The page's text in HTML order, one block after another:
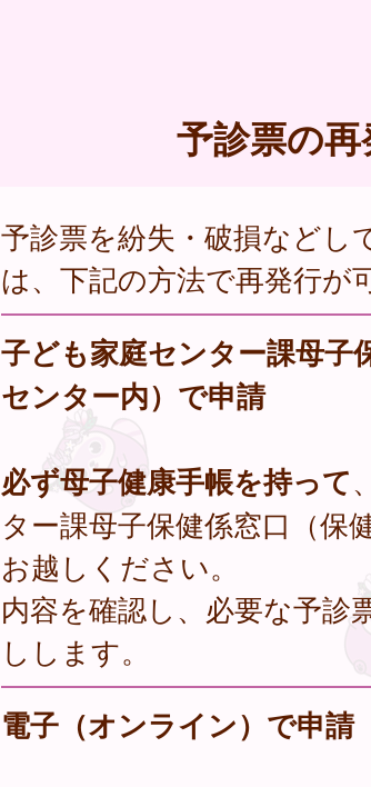
予診票の
予診票を紛失・破損などし
は、下記の方法で再発行が
子ども家庭センター課母子
センター内）で申請
必ず母子健康手帳を持って
ター課母子保健係窓口（保
お越しください。
内容を確認し、必要な予診
しします。
電子（オンライン）で申請